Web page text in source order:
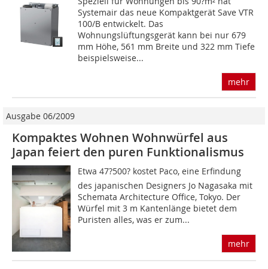
Systemair das neue Kompaktgerät Save VTR
100/B entwickelt. Das
Wohnungslüftungsgerät kann bei nur 679
mm Höhe, 561 mm Breite und 322 mm Tiefe
beispielsweise...
mehr
Ausgabe 06/2009
Kompaktes Wohnen Wohnwürfel aus
Japan feiert den puren Funktionalismus
Etwa 47?500? kostet Paco, eine Erfindung
des japanischen Designers Jo Nagasaka mit
Schemata Architecture Office, Tokyo. Der
Wür­fel mit 3 m Kantenlänge bietet dem
Puristen alles, was er zum...
mehr